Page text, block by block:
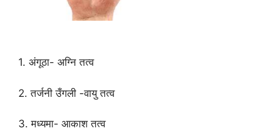
1. अंगूठा- अग्नि तत्व
2. तर्जनी उँगली -वायु तत्व
3. मध्यमा- आकाश तत्व